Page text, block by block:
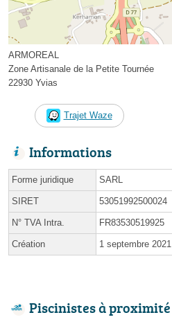
ARMOREAL
Zone Artisanale de la Petite Tournée
22930 Yvias
Trajet Waze
Informations
Forme juridique SARL
SIRET 53051992500024
N° TVA Intra. FR83530519925
Création 1 septembre 2021
Piscinistes à proximité